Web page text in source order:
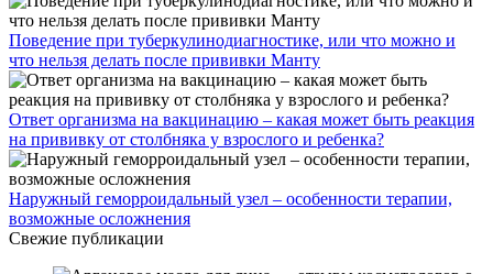
Поведение при туберкулинодиагностике, или что можно и
что нельзя делать после прививки Манту
Ответ организма на вакцинацию – какая может быть реакция
на прививку от столбняка у взрослого и ребенка?
Наружный геморроидальный узел – особенности терапии,
возможные осложнения
Свежие публикации